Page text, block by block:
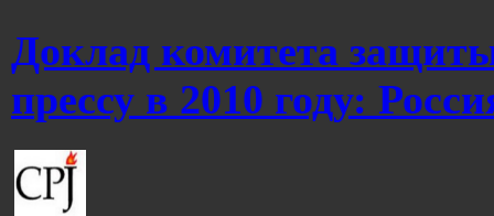
Доклад комитета
прессу в 2010 году: